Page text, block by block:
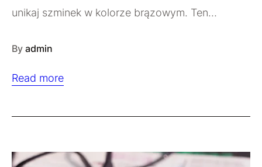
unikaj szminek w kolorze brązowym. Ten…
By admin
Read more